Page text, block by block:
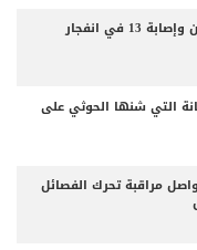
وزارة الصحة السورية: مقتل شخصين وإصابة 13 في انفجار
التي شنها الحوثي على
مراقبة تحرك الفصائل